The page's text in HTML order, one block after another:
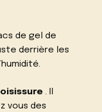
de gel de
derrière les
. Il
vous des